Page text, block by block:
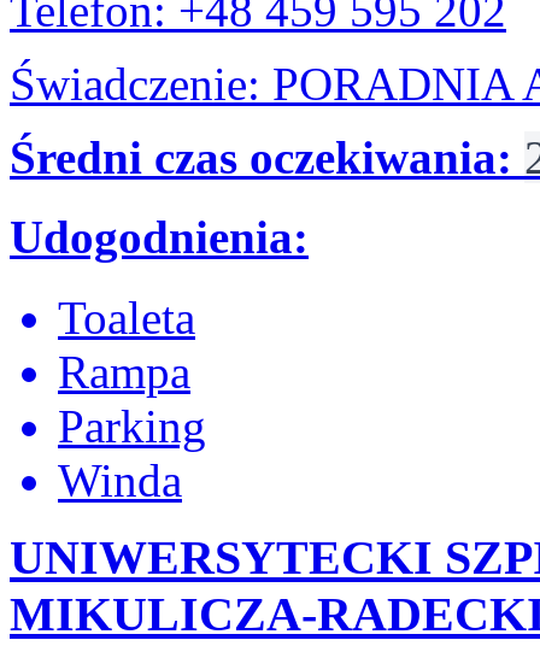
Świadczenie:
Średni czas oczekiwania:
Udogodnienia:
Toaleta
Rampa
Parking
Winda
UNIWERSYTECKI
MIKULICZA-